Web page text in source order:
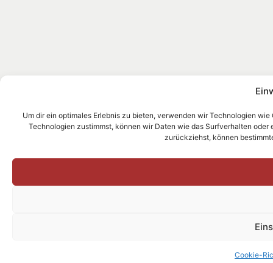
Um dir ein optimales Erlebnis zu bieten, verwenden wir Technologien
Technologien zustimmst, können wir Daten wie das Surfverhalten
zurückziehst, können
Cookie-